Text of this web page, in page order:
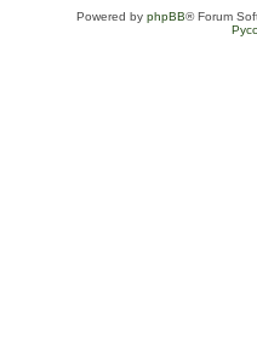
Powered by phpBB® Forum